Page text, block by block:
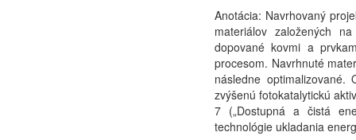
Anotácia: Navrhovaný
materiálov založených
dopované kovmi a
procesom. Navrhnuté
následne optimalizované.
zvýšenú fotokatalytickú
7 („Dostupná a čistá
technológie ukladania